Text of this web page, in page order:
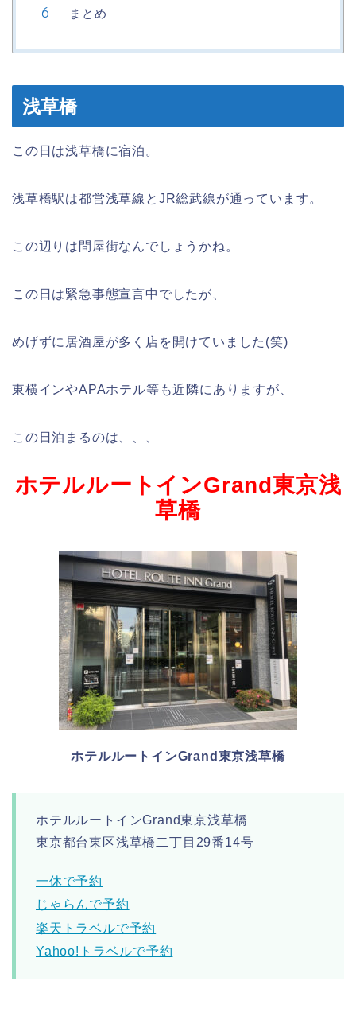
まとめ
浅草橋
この日は浅草橋に宿泊。
浅草橋駅は都営浅草線とJR総武線が通っています。
この辺りは問屋街なんでしょうかね。
この日は緊急事態宣言中でしたが、
めげずに居酒屋が多く店を開けていました(笑)
東横インやAPAホテル等も近隣にありますが、
この日泊まるのは、、、
ホテルルートインGrand東京浅
草橋
ホテルルートインGrand東京浅草橋
ホテルルートインGrand東京浅草橋
東京都台東区浅草橋二丁目29番14号
一休で予約
じゃらんで予約
楽天トラベルで予約
Yahoo!トラベルで予約